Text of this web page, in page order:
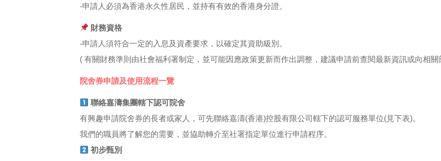
-申請人必須為香港永久性居民，並持有有效的香港身分證。
財務資格
-申請人須符合一定的入息及資產要求，以確定其資助級別。
( 有關財務準則由社會福利署制定，並可能因應政策更新而作出調整，建議申請前查閱最新資訊或向相關
院舍券申請及使用流程一覽
聯絡嘉濤集團轄下認可院舍
有興趣申請院舍券的長者或家人，可先聯絡嘉濤(香港)控股有限公司轄下的認可服務單位(見下表)。
我們的職員將了解您的需要，並協助轉介至社署指定單位進行申請程序。
初步甄別